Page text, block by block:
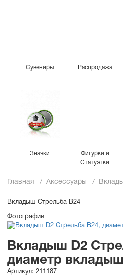
Сувениры Распродажа
Значки
Фигурки и
Статуэтки
Главная Аксессуары
Вкладыш Стрельба B24
Фотографии
Вкладыш D2
диаметр
Артикул: 211187